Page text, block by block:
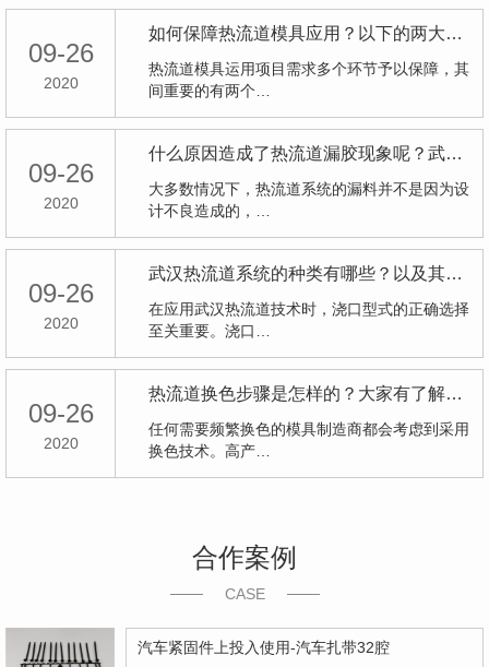
09-26
2020
如何保障热流道模具应用？以下的两大关键问题大家需要搞清楚！
热流道模具运用项目需求多个环节予以保障，其
间重要的有两个…
09-26
2020
什么原因造成了热流道漏胶现象呢？武汉热流道系统小编给大家“种草”一下！
大多数情况下，热流道系统的漏料并不是因为设
计不良造成的，…
09-26
2020
武汉热流道系统的种类有哪些？以及其相关的应用 ！
在应用武汉热流道技术时，浇口型式的正确选择
至关重要。浇口…
09-26
2020
热流道换色步骤是怎样的？大家有了解吗？
任何需要频繁换色的模具制造商都会考虑到采用
换色技术。高产…
合作案例
CASE
汽车紧固件上投入使用-汽车扎带32腔